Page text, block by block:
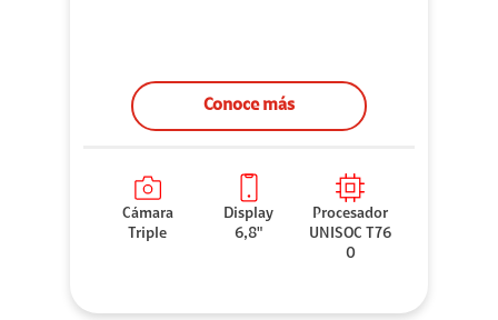
Conoce más
Cámara
Triple
Display
6,8"
Procesador
UNISOC T76
0